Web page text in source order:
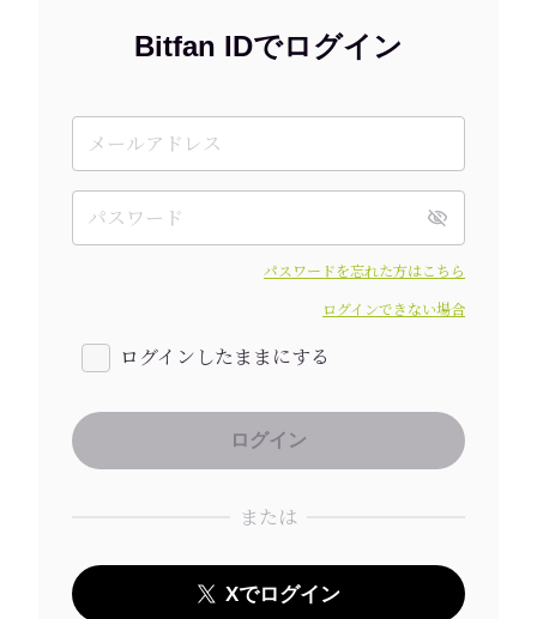
Bitfan IDでログイン
パスワードを忘れた方はこちら
ログインできない場合
ログインしたままにする
または
Xでログイン